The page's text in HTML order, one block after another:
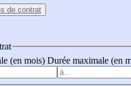
de contrat
(en mois) Durée maximale (en